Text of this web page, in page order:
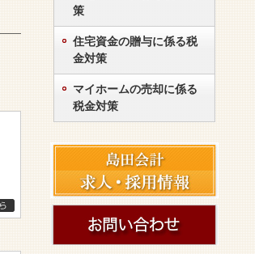
策
住宅資金の贈与に係る税
金対策
マイホームの売却に係る
税金対策